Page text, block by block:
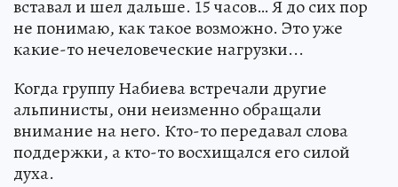
вставал и шел дальше. 15 часов… Я до сих пор
не понимаю, как такое возможно. Это уже
какие-то нечеловеческие нагрузки...
Когда группу Набиева встречали другие
альпинисты, они неизменно обращали
внимание на него. Кто-то передавал слова
поддержки, а кто-то восхищался его силой
духа.